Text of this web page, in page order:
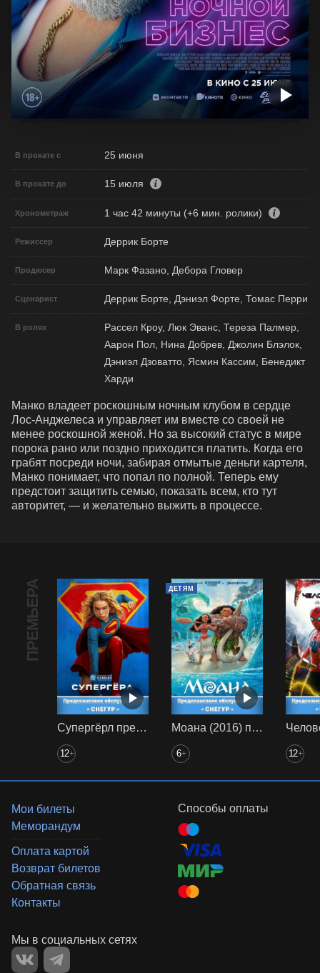
В прокате с 25 июня
В прокате до 15 июля
Хронометраж 1 час 42 минуты (+6 мин. ролики)
Режиссер Деррик Борте
Продюсер Марк Фазано, Дебора Гловер
Сценарист Деррик Борте, Дэниэл Форте, Томас Перри
В ролях
Рассел Кроу, Люк Эванс, Тереза Палмер,
Аарон Пол, Нина Добрев, Джолин Блэлок,
Дэниэл Дзоватто, Ясмин Кассим, Бенедикт
Харди
Манко владеет роскошным ночным клубом в сердце
Лос-Анджелеса и управляет им вместе со своей не
менее роскошной женой. Но за высокий статус в мире
порока рано или поздно приходится платить. Когда его
грабят посреди ночи, забирая отмытые деньги картеля,
Манко понимает, что попал по полной. Теперь ему
предстоит защитить семью, показать всем, кто тут
авторитет, — и желательно выжить в процессе.
ПРЕМЬЕРА
Супергёрл предс. обсл. Снегур
12+
ДЕТЯМ
Моана (2016) предс. обсл. Снегур
6+ 12+
Мои билеты
Меморандум
Оплата картой
Возврат билетов
Обратная связь
Контакты
Способы оплаты